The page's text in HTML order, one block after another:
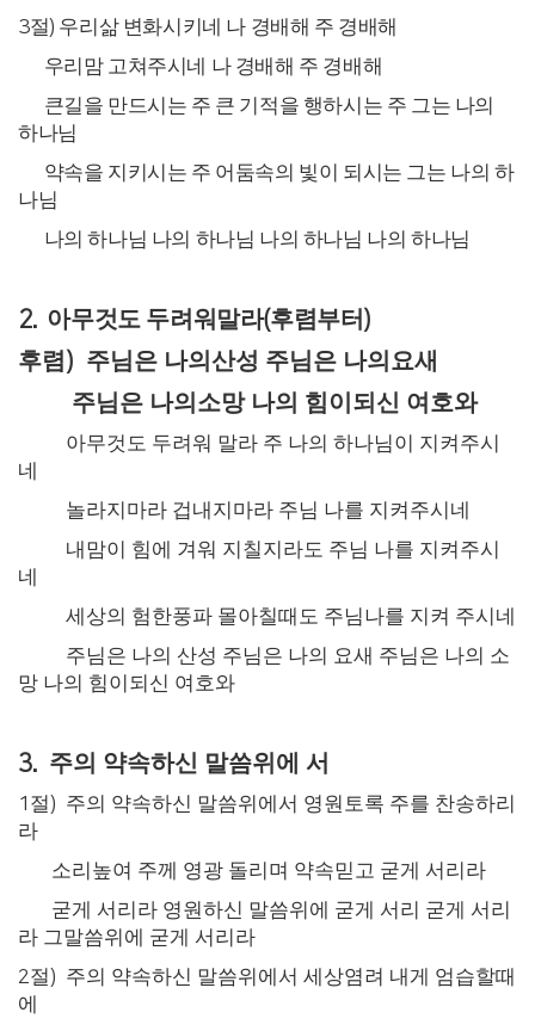
3절) 우리삶 변화시키네 나 경배해 주 경배해
우리맘 고쳐주시네 나 경배해 주 경배해
큰길을 만드시는 주 큰 기적을 행하시는 주 그는 나의
하나님
약속을 지키시는 주 어둠속의 빛이 되시는 그는 나의 하
나님
나의 하나님 나의 하나님 나의 하나님 나의 하나님
2. 아무것도 두려워말라(후렴부터 )
후렴 ) 주님은 나의산성 주님은 나의요새
주님은 나의소망 나의 힘이되신 여호와
아무것도 두려워 말라 주 나의 하나님이 지켜주시
네
놀라지마라 겁내지마라 주님 나를 지켜주시네
내맘이 힘에 겨워 지칠지라도 주님 나를 지켜주시
네
세상의 험한풍파 몰아칠때도 주님나를 지켜 주시네
주님은 나의 산성 주님은 나의 요새 주님은 나의 소
망 나의 힘이되신 여호와
3. 주의 약속하신 말씀위에 서
1 절) 주의 약속하신 말씀위에서 영원토록 주를 찬송하리
라
소리높여 주께 영광 돌리며 약속믿고 굳게 서리라
굳게 서리라 영원하신 말씀위에 굳게 서리 굳게 서리
라 그말씀위에 굳게 서리라
2절) 주의 약속하신 말씀위에서 세상염려 내게 엄습할때
에